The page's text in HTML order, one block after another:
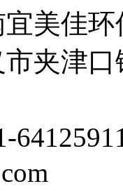
美佳
市夹